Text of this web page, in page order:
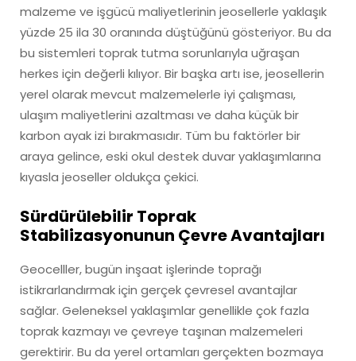
malzeme ve işgücü maliyetlerinin jeosellerle yaklaşık
yüzde 25 ila 30 oranında düştüğünü gösteriyor. Bu da
bu sistemleri toprak tutma sorunlarıyla uğraşan
herkes için değerli kılıyor. Bir başka artı ise, jeosellerin
yerel olarak mevcut malzemelerle iyi çalışması,
ulaşım maliyetlerini azaltması ve daha küçük bir
karbon ayak izi bırakmasıdır. Tüm bu faktörler bir
araya gelince, eski okul destek duvar yaklaşımlarına
kıyasla jeoseller oldukça çekici.
Sürdürülebilir Toprak
Stabilizasyonunun Çevre Avantajları
Geocelller, bugün inşaat işlerinde toprağı
istikrarlandırmak için gerçek çevresel avantajlar
sağlar. Geleneksel yaklaşımlar genellikle çok fazla
toprak kazmayı ve çevreye taşınan malzemeleri
gerektirir. Bu da yerel ortamları gerçekten bozmaya